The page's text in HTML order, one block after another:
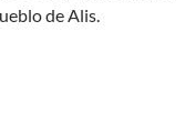
de Alis.